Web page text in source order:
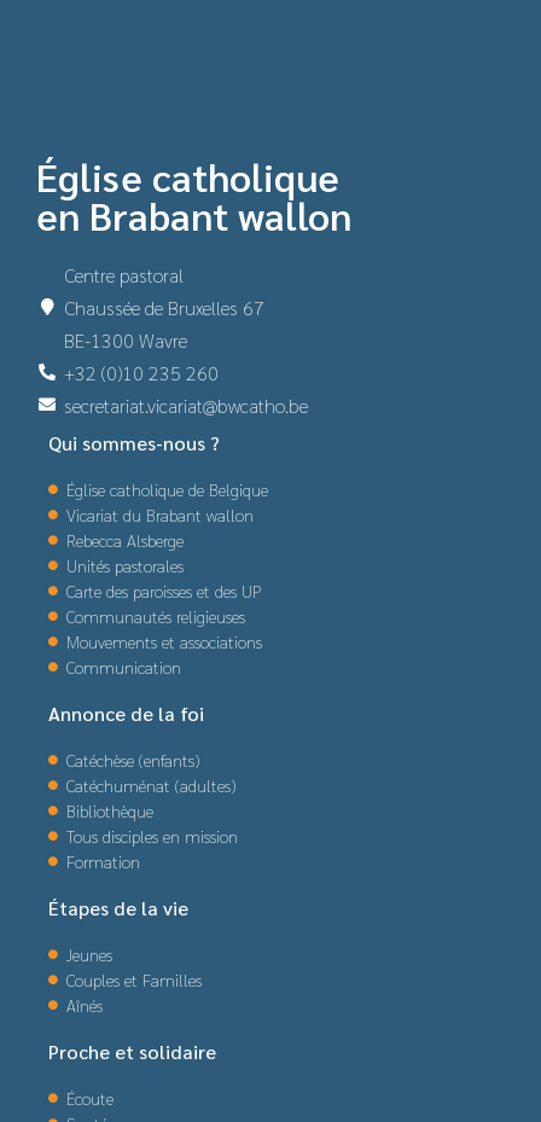
Église catholique
en Brabant wallon
Centre pastoral
Chaussée de Bruxelles 67
BE-1300 Wavre
+32 (0)10 235 260
secretariat.vicariat@bwcatho.be
Qui sommes-nous ?
Église catholique de Belgique
Vicariat du Brabant wallon
Rebecca Alsberge
Unités pastorales
Carte des paroisses et des UP
Communautés religieuses
Mouvements et associations
Communication
Annonce de la foi
Catéchèse (enfants)
Catéchuménat (adultes)
Bibliothèque
Tous disciples en mission
Formation
Étapes de la vie
Jeunes
Couples et Familles
Aînés
Proche et solidaire
Écoute